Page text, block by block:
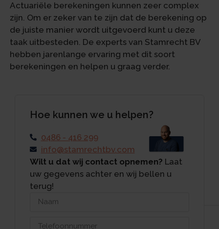
Actuariële berekeningen kunnen zeer complex
zijn. Om er zeker van te zijn dat de berekening op
de juiste manier wordt uitgevoerd kunt u deze
taak uitbesteden. De experts van Stamrecht BV
hebben jarenlange ervaring met dit soort
berekeningen en helpen u graag verder.
Hoe kunnen we u helpen?
0486 - 416 299
info@stamrechtbv.com
Wilt u dat wij contact opnemen? Laat
uw gegevens achter en wij bellen u
terug!